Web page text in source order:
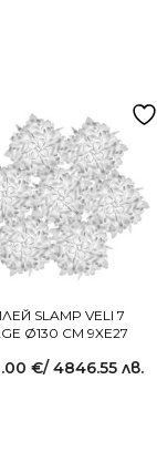
SLAMP VELI 7
Ø130 СМ 9XE27
€/ 4846.55 лв.